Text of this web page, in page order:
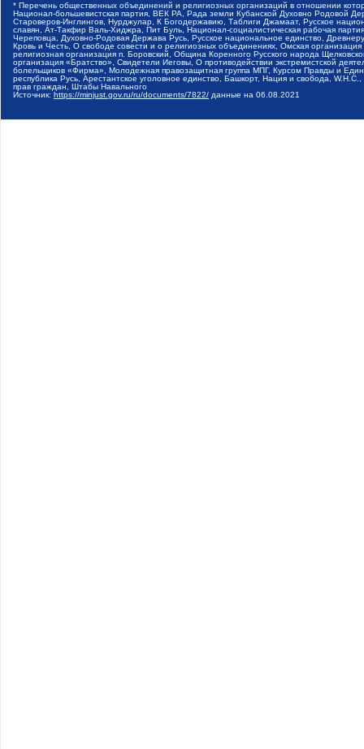
* Перечень общественных объединений и религиозных организаций в отношении
Национал-большевистская партия, ВЕК РА, Рада земли Кубанской Духовно Родовой
Староверов-Инглингов, Нурджулар, К Богодержавию, Таблиги Джамаат, Русское
славян, Ат-Такфир Валь-Хиджра, Пит Буль, Национал-социалистическая рабочая
Череповца, Духовно-Родовая Держава Русь, Русское национальное единство,
Кровь и Честь, О свободе совести и о религиозных объединениях, Омская
религиозная организация п. Боровский, Община Коренного Русского народа
организация «Братство», Свидетели Иеговы, О противодействии экстремистской
болельщиков «Фирма», Молодежная правозащитная группа МПГ, Курсом Правды и
республика Русь, Арестантское уголовное единство, Башкорт, Нация и свобода,
прав граждан, Штабы Навального
Источник: https://minjust.gov.ru/ru/documents/7822/ данные на 06.08.2021